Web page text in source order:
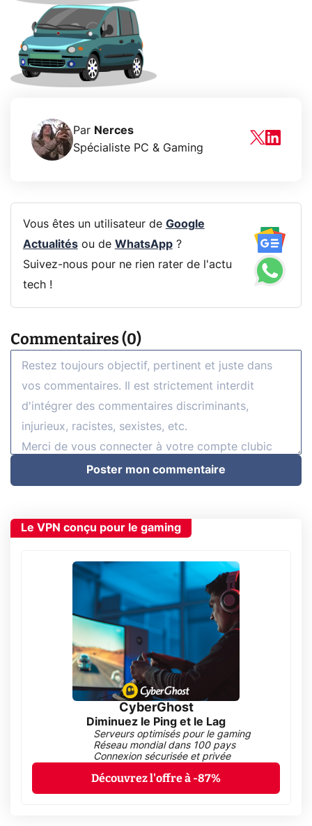
Par Nerces
Spécialiste PC & Gaming
Vous êtes un utilisateur de Google
Actualitésou de WhatsApp?
Suivez-nous pour ne rien rater de l'actu
tech !
Commentaires (0)
Poster mon commentaire
Le VPN conçu pour le gaming
CyberGhost
Diminuez le Ping et le Lag
Serveurs optimisés pour le gaming
Réseau mondial dans 100 pays
Connexion sécurisée et privée
Découvrez l'offre à -87%